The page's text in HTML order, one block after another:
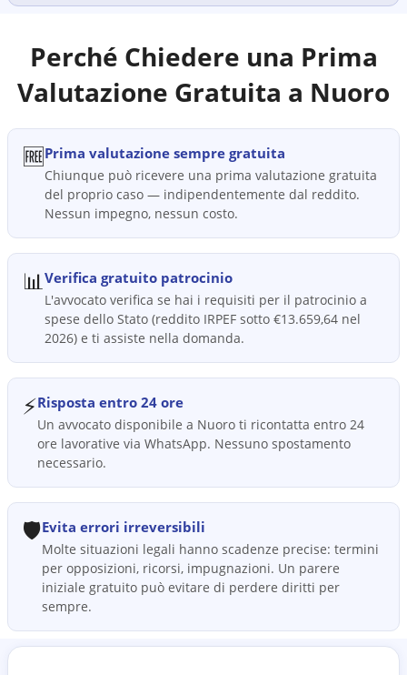
Perché Chiedere una Prima
Valutazione Gratuita a Nuoro
🆓Prima valutazione sempre gratuita
Chiunque può ricevere una prima valutazione gratuita
del proprio caso — indipendentemente dal reddito.
Nessun impegno, nessun costo.
📊Verifica gratuito patrocinio
L'avvocato verifica se hai i requisiti per il patrocinio a
spese dello Stato (reddito IRPEF sotto €13.659,64 nel
2026) e ti assiste nella domanda.
⚡Risposta entro 24 ore
Un avvocato disponibile a Nuoro ti ricontatta entro 24
ore lavorative via WhatsApp. Nessuno spostamento
necessario.
🛡️Evita errori irreversibili
Molte situazioni legali hanno scadenze precise: termini
per opposizioni, ricorsi, impugnazioni. Un parere
iniziale gratuito può evitare di perdere diritti per
sempre.